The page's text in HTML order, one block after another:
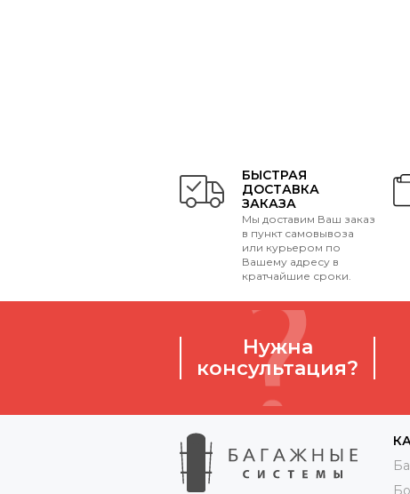
БЫСТРАЯ
ДОСТАВКА
ЗАКАЗА
Мы доставим Ваш заказ
в пункт самовывоза
или курьером по
Вашему адресу в
кратчайшие сроки.
Нужна
консультация?